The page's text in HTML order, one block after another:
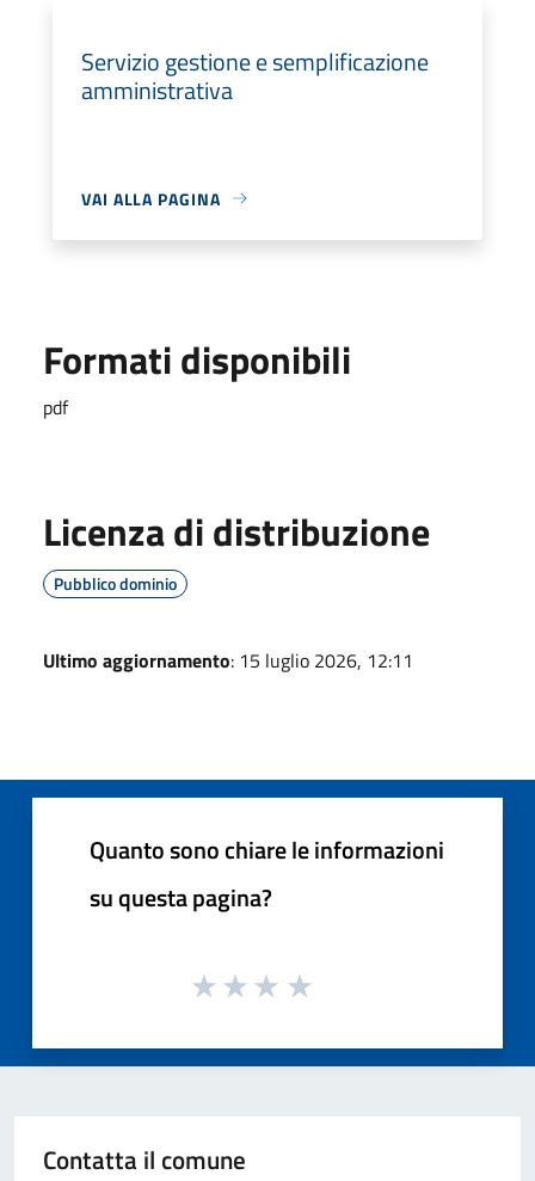
Servizio gestione e semplificazione
amministrativa
VAI ALLA PAGINA
Formati disponibili
pdf
Licenza di distribuzione
Pubblico dominio
Ultimo aggiornamento: 15 luglio 2026, 12:11
Quanto sono chiare le informazioni
su questa pagina?
Contatta il comune